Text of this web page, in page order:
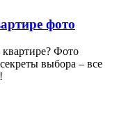
фото
Фото
выбора – все